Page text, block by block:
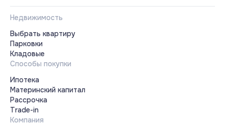
Недвижимость
Выбрать квартиру
Парковки
Кладовые
Способы покупки
Ипотека
Материнский капитал
Рассрочка
Trade-in
Компания